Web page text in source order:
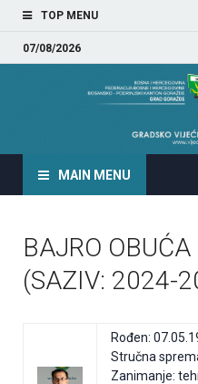
TOP MENU
07/08/2026
GRADSKO
MAIN MENU
BAJRO
(SAZIV: 2024-
Rođen:
Stručna
Zanimanje: